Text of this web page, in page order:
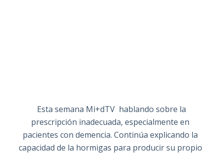
Esta semana Mi+dTV hablando sobre la
prescripción inadecuada, especialmente en
pacientes con demencia. Continúa explicando la
capacidad de la hormigas para producir su propio